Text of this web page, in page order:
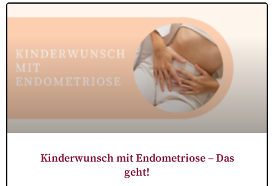
Kinderwunsch mit Endometriose – Das
geht!